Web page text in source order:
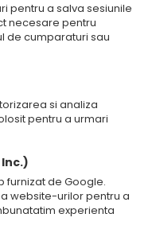
pentru a salva sesiunile
necesare pentru
de cumparaturi sau
si analiza
pentru a urmari
furnizat de Google.
website-urilor pentru a
experienta